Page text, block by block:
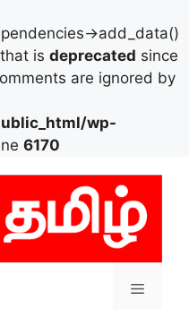
>add_data()
is deprecated since
are ignored by
wp-
6170
Menu